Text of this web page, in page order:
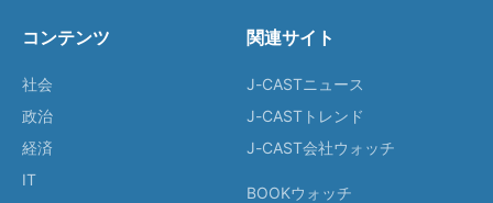
コンテンツ
社会
政治
経済
IT
関連サイト
J-CASTニュース
J-CASTトレンド
J-CAST会社ウォッチ
BOOKウォッチ